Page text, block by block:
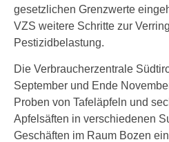
gesetzlichen Grenzwerte
VZS weitere Schritte zur
Pestizidbelastung.
Die Verbraucherzentrale
September und Ende
Proben von Tafeläpfeln und
Apfelsäften in verschiedenen
Geschäften im Raum Bozen